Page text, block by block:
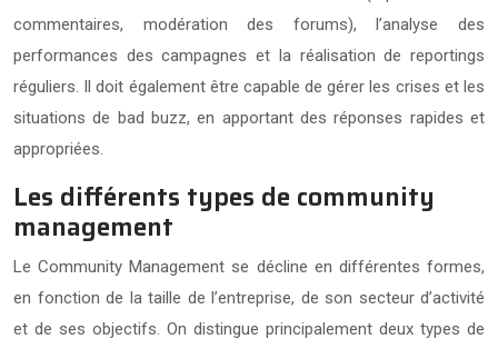
commentaires, modération des forums), l’analyse des
performances des campagnes et la réalisation de reportings
réguliers. Il doit également être capable de gérer les crises et les
situations de bad buzz, en apportant des réponses rapides et
appropriées.
Les différents types de community
management
Le Community Management se décline en différentes formes,
en fonction de la taille de l’entreprise, de son secteur d’activité
et de ses objectifs. On distingue principalement deux types de